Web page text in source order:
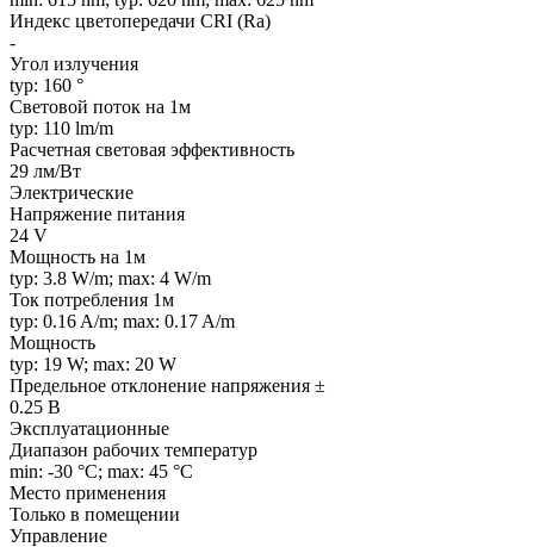
Индекс цветопередачи CRI (Ra)
-
Угол излучения
typ: 160 °
Световой поток на 1м
typ: 110 lm/m
Расчетная световая эффективность
29 лм/Вт
Электрические
Напряжение питания
24 V
Мощность на 1м
typ: 3.8 W/m; max: 4 W/m
Ток потребления 1м
typ: 0.16 A/m; max: 0.17 A/m
Мощность
typ: 19 W; max: 20 W
Предельное отклонение напряжения ±
0.25 В
Эксплуатационные
Диапазон рабочих температур
min: -30 °C; max: 45 °C
Место применения
Только в помещении
Управление